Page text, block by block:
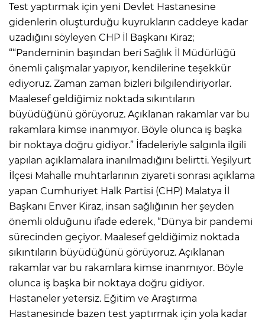
Test yaptırmak için yeni Devlet Hastanesine
gidenlerin oluşturduğu kuyrukların caddeye kadar
uzadığını söyleyen CHP İl Başkanı Kiraz;
““Pandeminin başından beri Sağlık İl Müdürlüğü
önemli çalışmalar yapıyor, kendilerine teşekkür
ediyoruz. Zaman zaman bizleri bilgilendiriyorlar.
Maalesef geldiğimiz noktada sıkıntıların
büyüdüğünü görüyoruz. Açıklanan rakamlar var bu
rakamlara kimse inanmıyor. Böyle olunca iş başka
bir noktaya doğru gidiyor.” İfadeleriyle salgınla ilgili
yapılan açıklamalara inanılmadığını belirtti. Yeşilyurt
İlçesi Mahalle muhtarlarının ziyareti sonrası açıklama
yapan Cumhuriyet Halk Partisi (CHP) Malatya İl
Başkanı Enver Kiraz, insan sağlığının her şeyden
önemli olduğunu ifade ederek, “Dünya bir pandemi
sürecinden geçiyor. Maalesef geldiğimiz noktada
sıkıntıların büyüdüğünü görüyoruz. Açıklanan
rakamlar var bu rakamlara kimse inanmıyor. Böyle
olunca iş başka bir noktaya doğru gidiyor.
Hastaneler yetersiz. Eğitim ve Araştırma
Hastanesinde bazen test yaptırmak için yola kadar